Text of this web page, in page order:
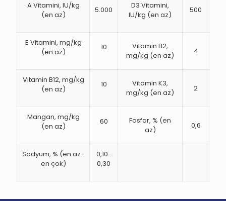
A Vitamini, IU/kg
(en az)
5.000
D3 Vitamini,
IU/kg (en az)
500
E Vitamini, mg/kg
(en az)
10
Vitamin B2,
mg/kg (en az)
4
Vitamin B12, mg/kg
(en az)
10
Vitamin K3,
mg/kg (en az)
2
Mangan, mg/kg
(en az)
60
Fosfor, % (en
az)
0,6
Sodyum, % (en az-
en çok)
0,10-
0,30